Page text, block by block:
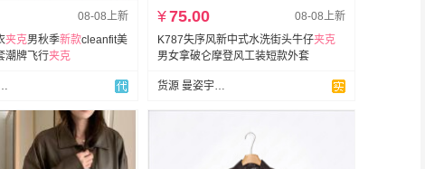
08-08上新
夹克男秋季新款cleanfit美
潮牌飞行夹克
滴男装网批
08-08上新
¥75.00
K787失序风新中式水洗街头牛仔夹克
男女拿破仑摩登风工装短款外套
货源 曼姿宇服饰